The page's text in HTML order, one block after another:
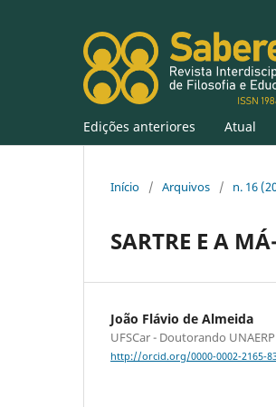
Edições anteriores Atual
Início / Arquivos / n. 16
SARTRE E A
João Flávio de Almeida
UFSCar - Doutorando
http://orcid.org/0000-0002-2165-